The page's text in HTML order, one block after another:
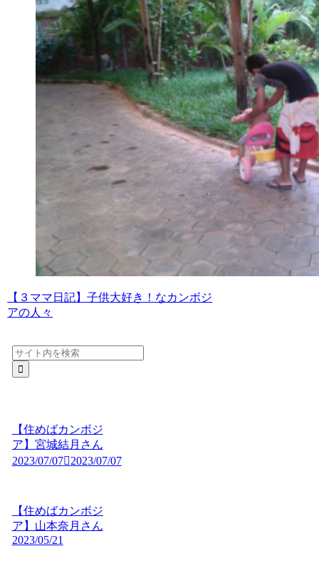
【３ママ日記】子供大好き！なカンボジ
アの人々
【住めばカンボジ
ア】宮城結月さん
2023/07/07
2023/07/07
【住めばカンボジ
ア】山本奈月さん
2023/05/21